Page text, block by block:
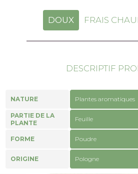
DOUX FRAIS
DESCRIPTIF
NATURE Plantes aromatiques
PARTIE DE LA
PLANTE
Feuille
FORME Poudre
ORIGINE Pologne